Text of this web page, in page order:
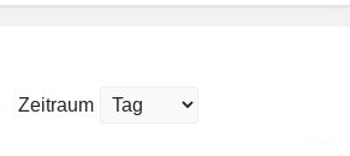
Zeitraum